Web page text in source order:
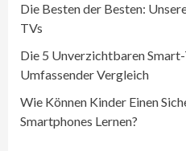
Die Besten der Besten:
TVs
Die 5 Unverzichtbaren
Umfassender Vergleich
Wie Können Kinder Einen
Smartphones Lernen?